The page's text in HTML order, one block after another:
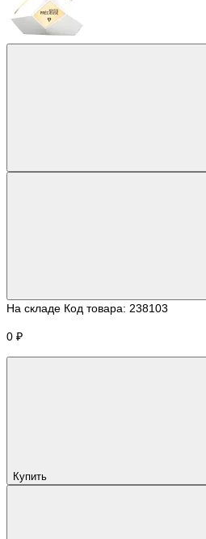
На складе Код товара: 238103
0 ₽
Купить